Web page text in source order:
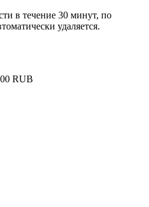
в течение 30 минут, по
удаляется.
RUB